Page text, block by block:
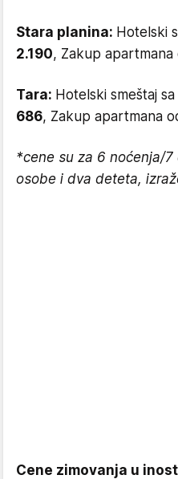
Stara planina: Hotelski
2.190, Zakup apartmana
Tara: Hotelski smeštaj
686, Zakup apartmana
*cene su za 6 noćenja/
osobe i dva deteta,
Cene zimovanja u